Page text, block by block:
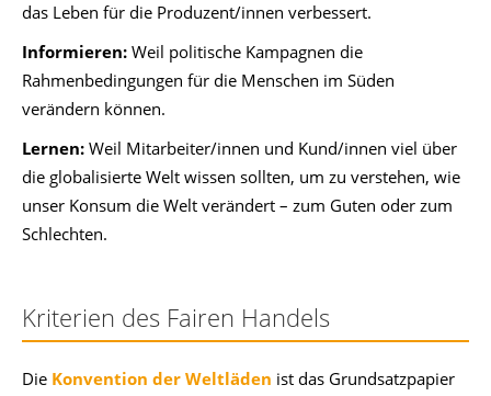
das Leben für die Produzent/innen verbessert.
Informieren: Weil politische Kampagnen die
Rahmenbedingungen für die Menschen im Süden
verändern können.
Lernen: Weil Mitarbeiter/innen und Kund/innen viel über
die globalisierte Welt wissen sollten, um zu verstehen, wie
unser Konsum die Welt verändert – zum Guten oder zum
Schlechten.
Kriterien des Fairen Handels
Die Konvention der Weltläden ist das Grundsatzpapier